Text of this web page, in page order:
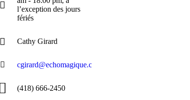
l’exception des jours
fériés
Cathy Girard
cgirard@echomagique.com
(418) 666-2450